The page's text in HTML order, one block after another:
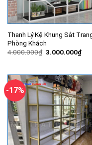
Thanh Lý Kệ Khung Sắt
Phòng Khách
4.000.000₫ Giá
3.000.000₫Giá
hiện
-17%